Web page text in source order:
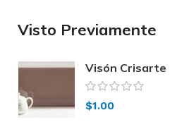
Visto Previamente
Visón Crisarte
$1.00